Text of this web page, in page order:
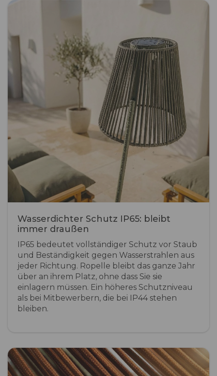
Wasserdichter Schutz IP65: bleibt
immer draußen
IP65 bedeutet vollständiger Schutz vor Staub
und Beständigkeit gegen Wasserstrahlen aus
jeder Richtung. Ropelle bleibt das ganze Jahr
über an ihrem Platz, ohne dass Sie sie
einlagern müssen. Ein höheres Schutzniveau
als bei Mitbewerbern, die bei IP44 stehen
bleiben.